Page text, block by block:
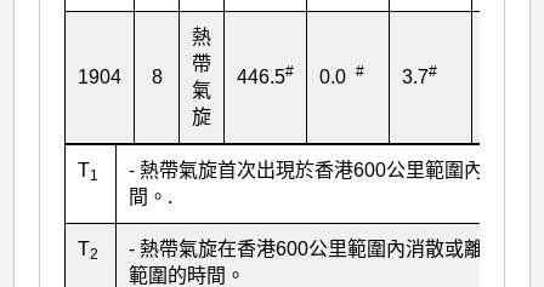
1904 8
熱
帶
氣
旋
446.5# 0.0# 3.7#
T1
- 熱帶氣旋首次出現於香港600公里範圍內的時
間。.
T2
- 熱帶氣旋在香港600公里範圍內消散或離開該
範圍的時間。